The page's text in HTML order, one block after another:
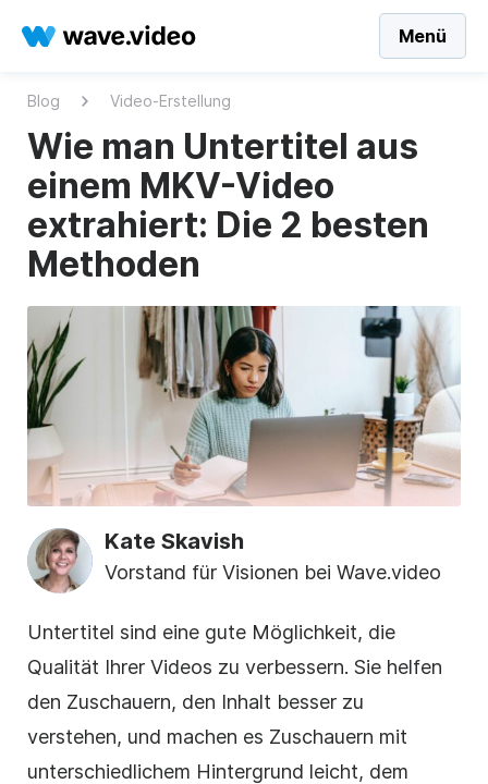
Menü
Blog Video-Erstellung
Wie man Untertitel aus
einem MKV-Video
extrahiert: Die 2 besten
Methoden
Kate Skavish
Vorstand für Visionen bei Wave.video
Untertitel sind eine gute Möglichkeit, die
Qualität Ihrer Videos zu verbessern. Sie helfen
den Zuschauern, den Inhalt besser zu
verstehen, und machen es Zuschauern mit
unterschiedlichem Hintergrund leicht, dem